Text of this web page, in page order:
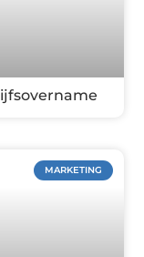
MARKETING